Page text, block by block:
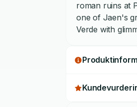
roman ruins at
one of Jaen's
Verde with